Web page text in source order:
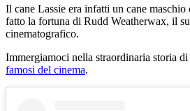
Il cane Lassie era infatti un cane maschio
fatto la fortuna di Rudd Weatherwax, il
cinematografico.
Immergiamoci nella straordinaria storia
famosi del cinema.